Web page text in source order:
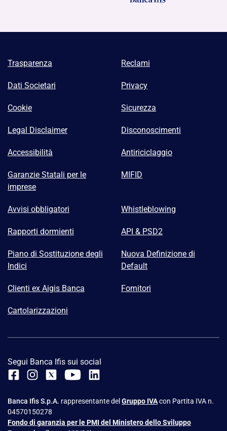
Trasparenza Reclami
Dati Societari Privacy
Cookie Sicurezza
Legal Disclaimer Disconoscimenti
Accessibilità Antiriciclaggio
Garanzie Statali per le
imprese
MIFID
Avvisi obbligatori Whistleblowing
Rapporti dormienti API & PSD2
Piano di Sostituzione degli
Indici
Nuova Definizione di
Default
Clienti ex Aigis Banca Fornitori
Cartolarizzazioni
Segui Banca Ifis sui social
Banca Ifis S.p.A. rappresentante del Gruppo IVAcon Partita IVA n.
04570150278
Fondo di garanzia per le PMI del Ministero dello Sviluppo